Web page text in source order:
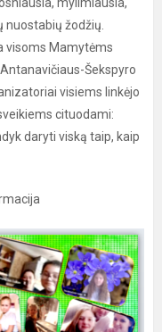
žodžių.
visoms Mamytėms
Šekspyro
visiems linkėjo
cituodami:
daryti viską taip, kaip